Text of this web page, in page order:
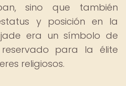
sino que también
y posición en la
era un símbolo de
para la élite
religiosos.